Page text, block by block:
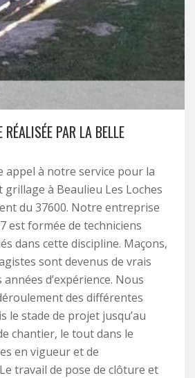
PAR LA BELLE
appel à notre service pour la
grillage à Beaulieu Les Loches
du 37600. Notre entreprise
est formée de techniciens
dans cette discipline. Maçons,
sont devenus de vrais
d’expérience. Nous
des différentes
le stade de projet jusqu’au
chantier, le tout dans le
en vigueur et de
travail de pose de clôture et